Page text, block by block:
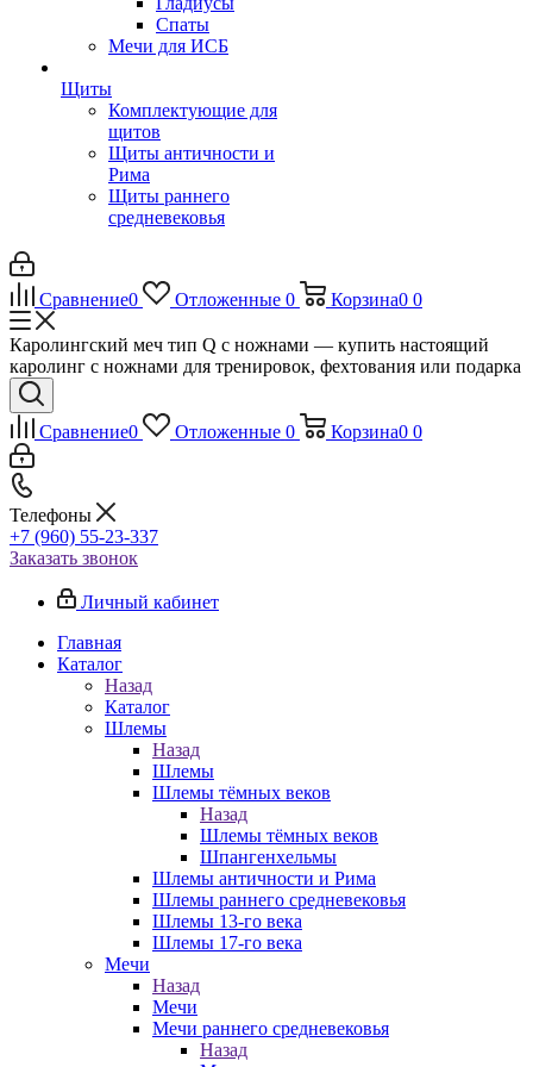
Спаты
Мечи для ИСБ
Щиты
Комплектующие для
щитов
Щиты античности и
Рима
Щиты раннего
средневековья
Сравнение0 Отложенные 0 Корзина0 0
Каролингский меч тип Q с ножнами — купить настоящий
каролинг с ножнами для тренировок, фехтования или подарка
Сравнение0 Отложенные 0 Корзина0 0
Телефоны
+7 (960) 55-23-337
Заказать звонок
Личный кабинет
Главная
Каталог
Назад
Каталог
Шлемы
Назад
Шлемы
Шлемы тёмных веков
Назад
Шлемы тёмных веков
Шпангенхельмы
Шлемы античности и Рима
Шлемы раннего средневековья
Шлемы 13-го века
Шлемы 17-го века
Мечи
Назад
Мечи
Мечи раннего средневековья
Назад